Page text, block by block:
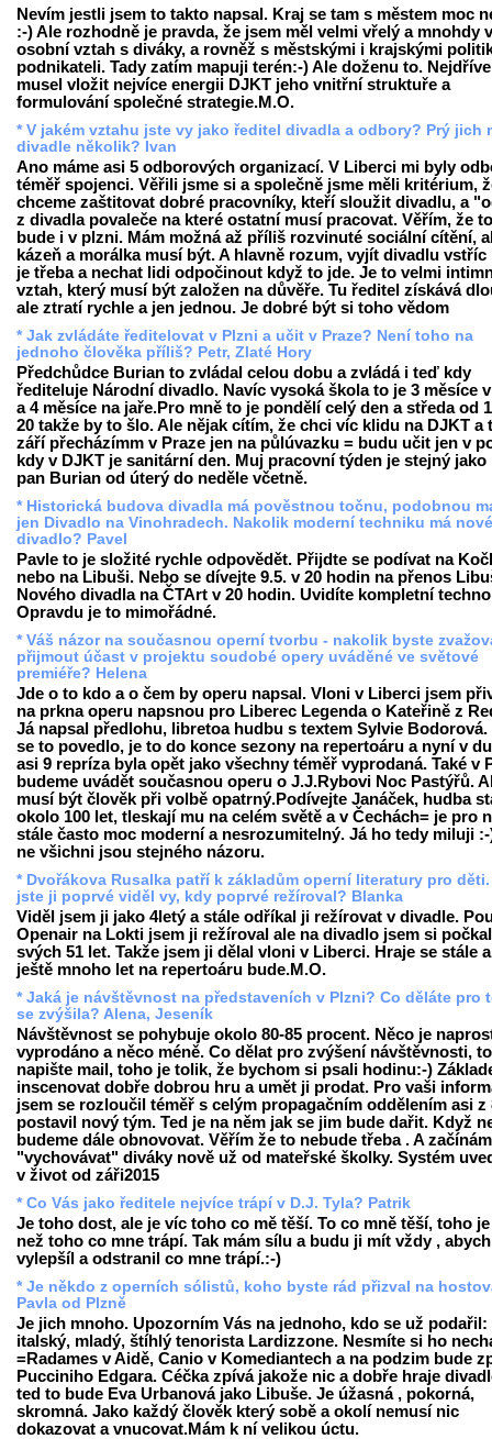
Nevím jestli jsem to takto napsal. Kraj se tam s městem moc
:-) Ale rozhodně je pravda, že jsem měl velmi vřelý a mnohdy
osobní vztah s diváky, a rovněž s městskými i krajskými
podnikateli. Tady zatím mapuji terén:-) Ale doženu to.
musel vložit nejvíce energii DJKT jeho vnitřní struktuře a
formulování společné strategie.M.O.
* V jakém vztahu jste vy jako ředitel divadla a odbory? Prý jich
divadle několik? Ivan
Ano máme asi 5 odborových organizací. V Liberci mi byly
téměř spojenci. Věřili jsme si a společně jsme měli kritérium,
chceme zaštitovat dobré pracovníky, kteří sloužit divadlu, a
z divadla povaleče na které ostatní musí pracovat. Věřím, že
bude i v plzni. Mám možná až příliš rozvinuté sociální cítění,
kázeň a morálka musí být. A hlavně rozum, vyjít divadlu vstříc
je třeba a nechat lidi odpočinout když to jde. Je to velmi
vztah, který musí být založen na důvěře. Tu ředitel získává
ale ztratí rychle a jen jednou. Je dobré být si toho vědom
* Jak zvládáte ředitelovat v Plzni a učit v Praze? Není toho na
jednoho člověka příliš? Petr, Zlaté Hory
Předchůdce Burian to zvládal celou dobu a zvládá i teď kdy
řediteluje Národní divadlo. Navíc vysoká škola to je 3 měsíce
a 4 měsíce na jaře.Pro mně to je pondělí celý den a středa od
20 takže by to šlo. Ale nějak cítím, že chci víc klidu na DJKT a
září přecházímm v Praze jen na půlúvazku = budu učit jen v
kdy v DJKT je sanitární den. Muj pracovní týden je stejný jako
pan Burian od úterý do neděle včetně.
* Historická budova divadla má pověstnou točnu, podobnou
jen Divadlo na Vinohradech. Nakolik moderní techniku má nové
divadlo? Pavel
Pavle to je složité rychle odpovědět. Přijdte se podívat na
nebo na Libuši. Nebo se dívejte 9.5. v 20 hodin na přenos
Nového divadla na ČTArt v 20 hodin. Uvidíte kompletní
Opravdu je to mimořádné.
* Váš názor na současnou operní tvorbu - nakolik byste
přijmout účast v projektu soudobé opery uváděné ve světové
premiéře? Helena
Jde o to kdo a o čem by operu napsal. Vloni v Liberci jsem
na prkna operu napsnou pro Liberec Legenda o Kateřině z
Já napsal předlohu, libretoa hudbu s textem Sylvie Bodorová.
se to povedlo, je to do konce sezony na repertoáru a nyní v
asi 9 repríza byla opět jako všechny téměř vyprodaná. Také v
budeme uvádět současnou operu o J.J.Rybovi Noc Pastýřů.
musí být člověk při volbě opatrný.Podívejte Janáček, hudba
okolo 100 let, tleskají mu na celém světě a v Čechách= je pro
stále často moc moderní a nesrozumitelný. Já ho tedy miluji :-
ne všichni jsou stejného názoru.
* Dvořákova Rusalka patří k základům operní literatury pro
jste ji poprvé viděl vy, kdy poprvé režíroval? Blanka
Viděl jsem ji jako 4letý a stále odříkal ji režírovat v divadle.
Openair na Lokti jsem ji režíroval ale na divadlo jsem si
svých 51 let. Takže jsem ji dělal vloni v Liberci. Hraje se stále
ještě mnoho let na repertoáru bude.M.O.
* Jaká je návštěvnost na představeních v Plzni? Co děláte pro
se zvýšila? Alena, Jeseník
Návštěvnost se pohybuje okolo 80-85 procent. Něco je
vyprodáno a něco méně. Co dělat pro zvýšení návštěvnosti,
napište mail, toho je tolik, že bychom si psali hodinu:-)
inscenovat dobře dobrou hru a umět ji prodat. Pro vaši
jsem se rozloučil téměř s celým propagačním oddělením asi z
postavil nový tým. Ted je na něm jak se jim bude dařit. Když
budeme dále obnovovat. Věřím že to nebude třeba . A
"vychovávat" diváky nově už od mateřské školky. Systém
v život od záři2015
* Co Vás jako ředitele nejvíce trápí v D.J. Tyla? Patrik
Je toho dost, ale je víc toho co mě těší. To co mně těší, toho
než toho co mne trápí. Tak mám sílu a budu ji mít vždy , abych
vylepšíl a odstranil co mne trápí.:-)
* Je někdo z operních sólistů, koho byste rád přizval na
Pavla od Plzně
Je jich mnoho. Upozorním Vás na jednoho, kdo se už podařil:
italský, mladý, štíhlý tenorista Lardizzone. Nesmíte si ho
=Radames v Aidě, Canio v Komediantech a na podzim bude
Pucciniho Edgara. Céčka zpívá jakože nic a dobře hraje
ted to bude Eva Urbanová jako Libuše. Je úžasná , pokorná,
skromná. Jako každý člověk který sobě a okolí nemusí nic
dokazovat a vnucovat.Mám k ní velikou úctu.